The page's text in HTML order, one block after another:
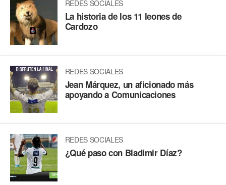
REDES SOCIALES
La historia de los 11 leones de
Cardozo
REDES SOCIALES
Jean Márquez, un aficionado más
apoyando a Comunicaciones
REDES SOCIALES
¿Qué paso con Bladimir Díaz?